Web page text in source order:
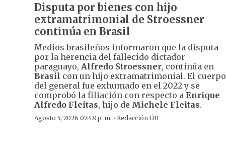
Disputa por bienes con hijo
extramatrimonial de Stroessner
continúa en Brasil
Medios brasileños informaron que la disputa
por la herencia del fallecido dictador
paraguayo, Alfredo Stroessner, continúa en
Brasil con un hijo extramatrimonial. El cuerpo
del general fue exhumado en el 2022 y se
comprobó la filiación con respecto a Enrique
Alfredo Fleitas, hijo de Michele Fleitas.
Agosto 5, 2026 07:48 p. m. · Redacción ÚH